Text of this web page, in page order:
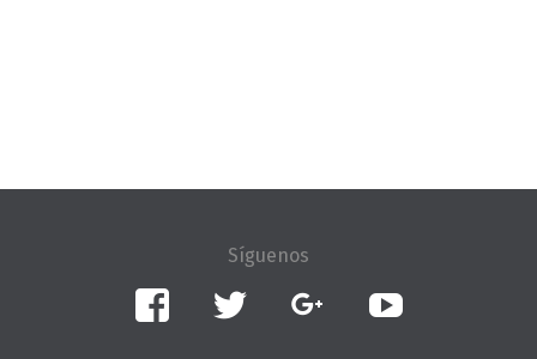
Facebook Twitter Google+